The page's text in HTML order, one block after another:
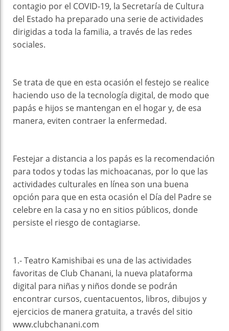
contagio por el COVID-19, la Secretaría de Cultura
del Estado ha preparado una serie de actividades
dirigidas a toda la familia, a través de las redes
sociales.
Se trata de que en esta ocasión el festejo se realice
haciendo uso de la tecnología digital, de modo que
papás e hijos se mantengan en el hogar y, de esa
manera, eviten contraer la enfermedad.
Festejar a distancia a los papás es la recomendación
para todos y todas las michoacanas, por lo que las
actividades culturales en línea son una buena
opción para que en esta ocasión el Día del Padre se
celebre en la casa y no en sitios públicos, donde
persiste el riesgo de contagiarse.
1.- Teatro Kamishibai es una de las actividades
favoritas de Club Chanani, la nueva plataforma
digital para niñas y niños donde se podrán
encontrar cursos, cuentacuentos, libros, dibujos y
ejercicios de manera gratuita, a través del sitio
www.clubchanani.com